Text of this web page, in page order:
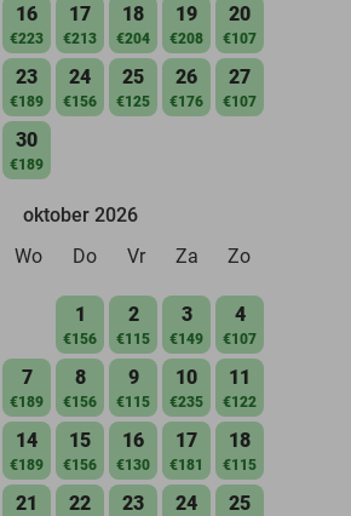
16
€223
17
€213
18
€204
19
€208
20
€107
23
€189
24
€156
25
€125
26
€176
27
€107
30
€189
oktober 2026
Wo Do Vr Za Zo
1
€156
2
€115
3
€149
4
€107
7
€189
8
€156
9
€115
10
€235
11
€122
14
€189
15
€156
16
€130
17
€181
18
€115
21 22 23 24 25